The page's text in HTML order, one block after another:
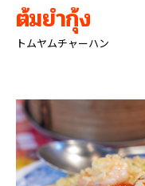
ต้มยำกุ้ง
トムヤムチャーハン